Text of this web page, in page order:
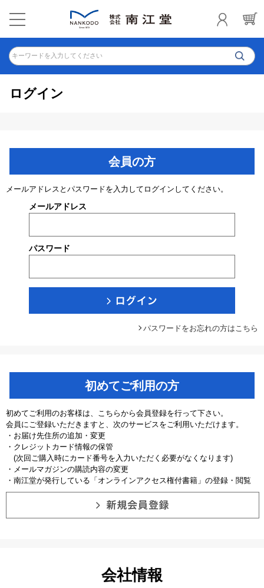
キーワードを入力してください
ログイン
会員の方
メールアドレスとパスワードを入力してログインしてください。
メールアドレス
パスワード
パスワードをお忘れの方はこちら
初めてご利用の方
初めてご利用のお客様は、こちらから会員登録を行って下さい。
会員にご登録いただきますと、次のサービスをご利用いただけます。
・お届け先住所の追加・変更
・クレジットカード情報の保管
(次回ご購入時にカード番号を入力いただく必要がなくなります)
・メールマガジンの購読内容の変更
・南江堂が発行している「オンラインアクセス権付書籍」の登録・閲覧
会社情報